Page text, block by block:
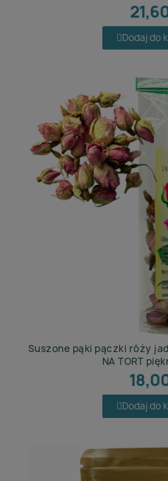
Dodaj do
Suszone pąki pączki róży
NA TORT
Dodaj do